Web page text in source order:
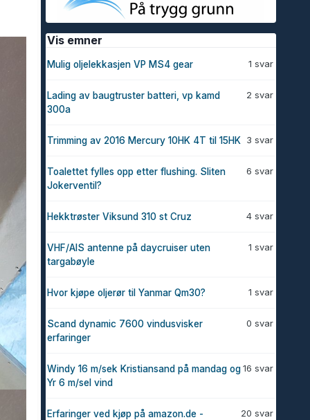
Vis emner
1 svar
Mulig oljelekkasjen VP MS4 gear
2 svar
Lading av baugtruster batteri, vp kamd
300a
3 svar
Trimming av 2016 Mercury 10HK 4T til 15HK
6 svar
Toalettet fylles opp etter flushing. Sliten
Jokerventil?
4 svar
Hekktrøster Viksund 310 st Cruz
1 svar
VHF/AIS antenne på daycruiser uten
targabøyle
1 svar
Hvor kjøpe oljerør til Yanmar Qm30?
0 svar
Scand dynamic 7600 vindusvisker
erfaringer
16 svar
Windy 16 m/sek Kristiansand på mandag og
Yr 6 m/sel vind
20 svar
Erfaringer ved kjøp på amazon.de -